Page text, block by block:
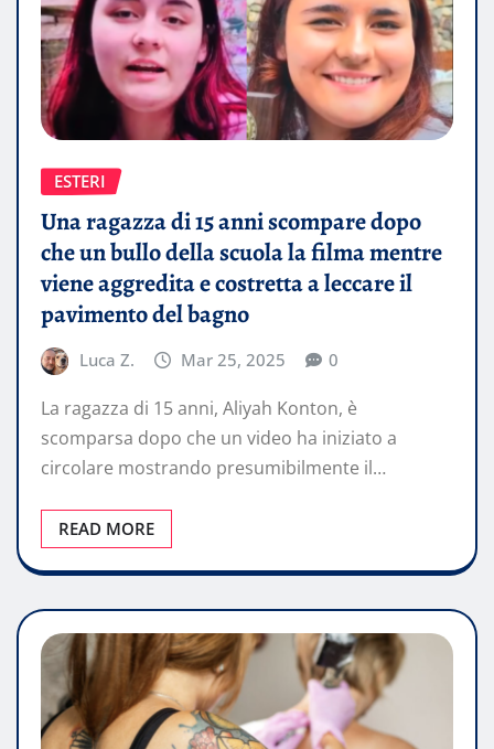
ESTERI
Una ragazza di 15 anni scompare dopo
che un bullo della scuola la filma mentre
viene aggredita e costretta a leccare il
pavimento del bagno
Luca Z. Mar 25, 2025 0
La ragazza di 15 anni, Aliyah Konton, è
scomparsa dopo che un video ha iniziato a
circolare mostrando presumibilmente il…
READ MORE